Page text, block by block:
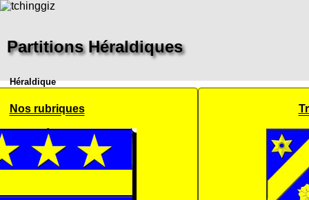
Partitions Héraldiques
Héraldique
Accueil
Pays
Héraldique
Guides
Nos rubriques